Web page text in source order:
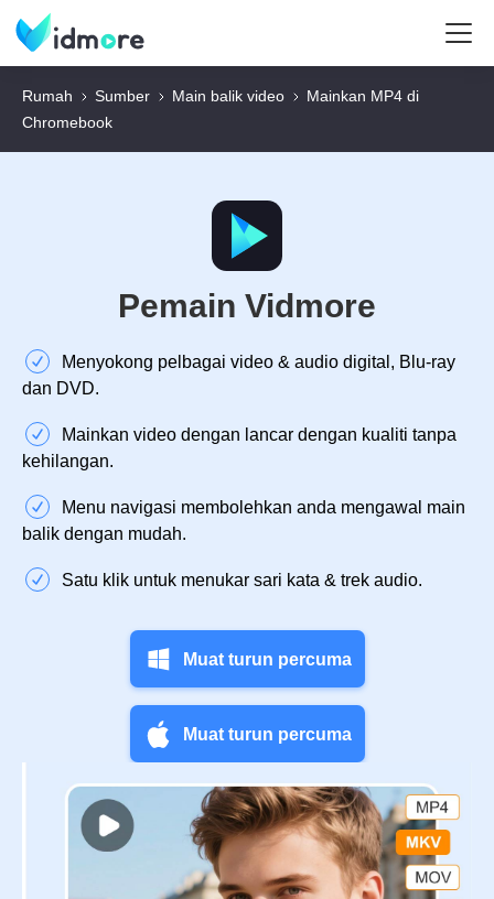
Rumah Sumber Main balik video
Mainkan MP4 di
Chromebook
Pemain Vidmore
Menyokong pelbagai video & audio digital, Blu-ray
dan DVD.
Mainkan video dengan lancar dengan kualiti tanpa
kehilangan.
Menu navigasi membolehkan anda mengawal main
balik dengan mudah.
Satu klik untuk menukar sari kata & trek audio.
Muat turun percuma
Muat turun percuma